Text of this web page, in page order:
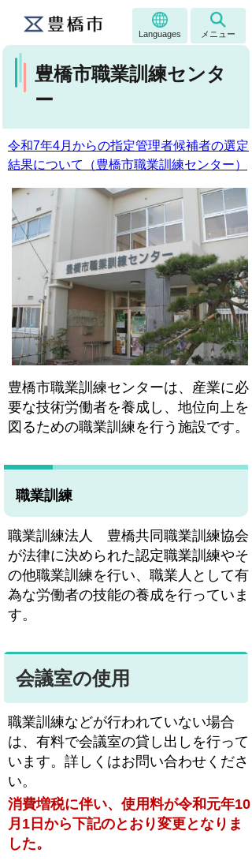
Languages メニュー
豊橋市職業訓練センタ
ー
令和7年4月からの指定管理者候補者の選定
結果について（豊橋市職業訓練センター）
豊橋市職業訓練センターは、産業に必
要な技術労働者を養成し、地位向上を
図るための職業訓練を行う施設です。
職業訓練
職業訓練法人 豊橋共同職業訓練協会
が法律に決められた認定職業訓練やそ
の他職業訓練を行い、職業人として有
為な労働者の技能の養成を行っていま
す。
会議室の使用
職業訓練などが行われていない場合
は、有料で会議室の貸し出しを行って
います。詳しくはお問い合わせくださ
い。
消費増税に伴い、使用料が令和元年10
月1日から下記のとおり変更となりま
した。